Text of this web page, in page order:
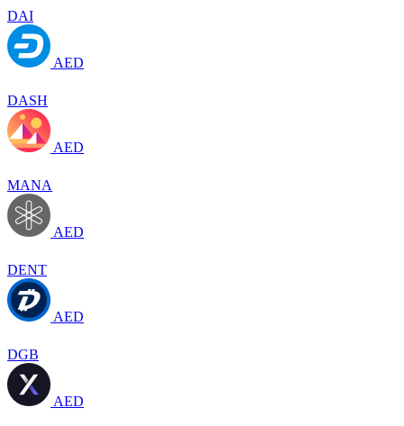
DAI
AED
DASH
AED
MANA
AED
DENT
AED
DGB
AED